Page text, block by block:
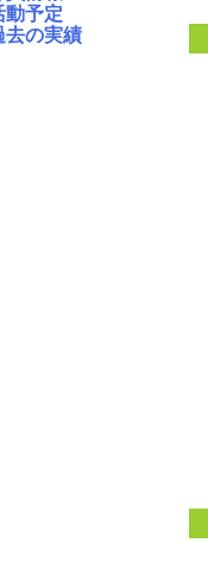
動予定
去の実績